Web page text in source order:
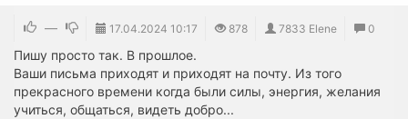
— 17.04.2024 10:17 878 7833 Elene 0
Пишу просто так. В прошлое.
Ваши письма приходят и приходят на почту. Из того
прекрасного времени когда были силы, энергия, желания
учиться, общаться, видеть добро...